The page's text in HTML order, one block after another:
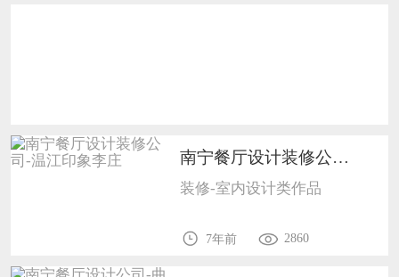
南宁餐厅设计装修公司-温江印象李庄1702
装修-室内设计类作品
7年前 2860